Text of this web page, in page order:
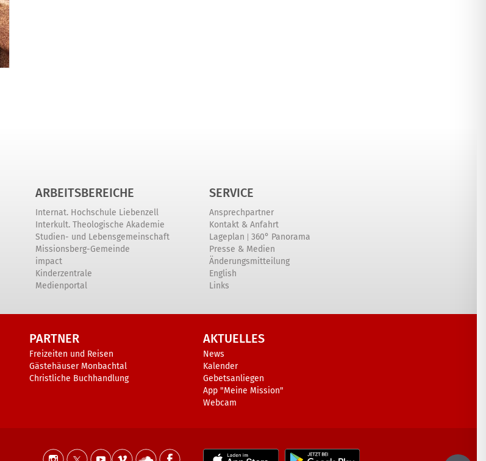
ARBEITSBEREICHE
Internat. Hochschule Liebenzell
Interkult. Theologische Akademie
Studien- und Lebensgemeinschaft
Missionsberg-Gemeinde
impact
Kinderzentrale
Medienportal
SERVICE
Ansprechpartner
Kontakt & Anfahrt
Lageplan | 360° Panorama
Presse & Medien
Änderungsmitteilung
English
Links
PARTNER
Freizeiten und Reisen
Gästehäuser Monbachtal
Christliche Buchhandlung
AKTUELLES
News
Kalender
Gebetsanliegen
App "Meine Mission"
Webcam